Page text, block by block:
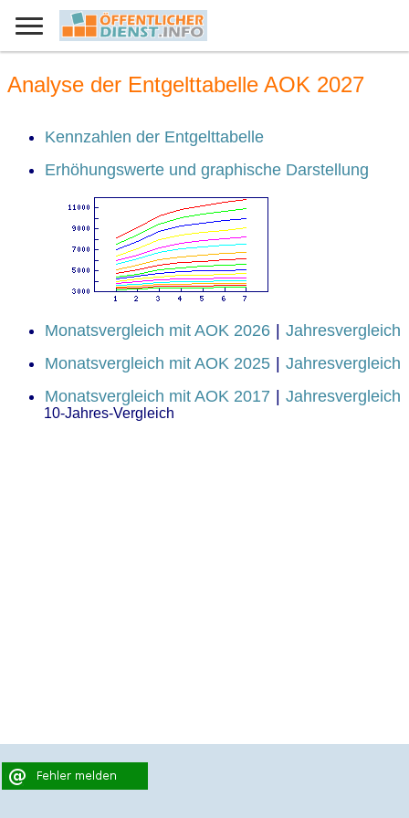
Analyse der Entgelttabelle AOK 2027
Kennzahlen der Entgelttabelle
Erhöhungswerte und graphische Darstellung
Monatsvergleich mit AOK 2026
Jahresvergleich
Monatsvergleich mit AOK 2025
Jahresvergleich
Monatsvergleich mit AOK 2017
Jahresvergleich
10-Jahres-Vergleich